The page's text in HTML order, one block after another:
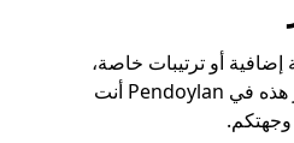
أو ترتيبات خاصة،
ستساعدك خيارات المشاوير هذه في Pendoylan أنت